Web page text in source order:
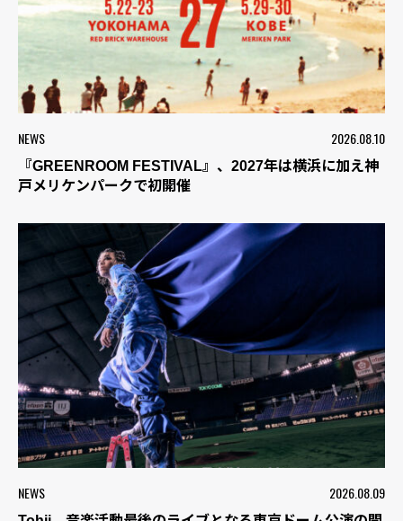
NEWS 2026.08.10
『GREENROOM FESTIVAL』、2027年は横浜に加え神
戸メリケンパークで初開催
NEWS 2026.08.09